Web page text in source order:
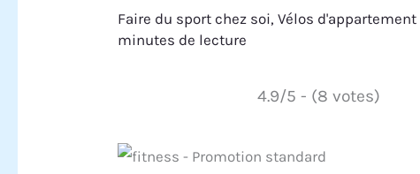
Faire du sport chez soi,Vélos d'appartement
minutes de lecture
4.9/5 - (8 votes)